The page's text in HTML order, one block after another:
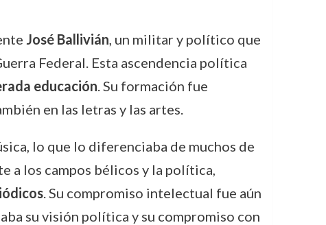
José Ballivián, un militar y político que
Federal. Esta ascendencia política
educación. Su formación fue
en las letras y las artes.
lo que lo diferenciaba de muchos de
a los campos bélicos y la política,
. Su compromiso intelectual fue aún
su visión política y su compromiso con